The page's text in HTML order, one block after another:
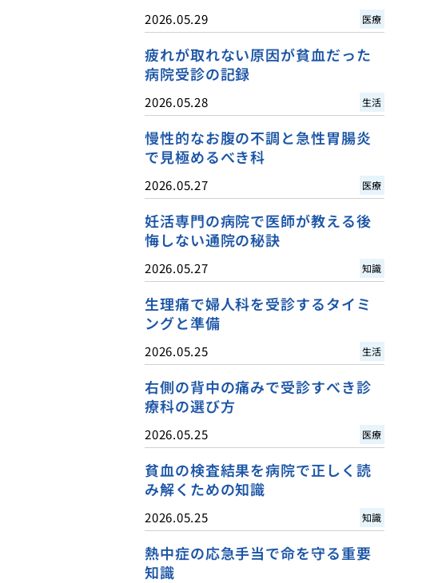
2026.05.29 医療
疲れが取れない原因が貧血だった
病院受診の記録
2026.05.28 生活
慢性的なお腹の不調と急性胃腸炎
で見極めるべき科
2026.05.27 医療
妊活専門の病院で医師が教える後
悔しない通院の秘訣
2026.05.27 知識
生理痛で婦人科を受診するタイミ
ングと準備
2026.05.25 生活
右側の背中の痛みで受診すべき診
療科の選び方
2026.05.25 医療
貧血の検査結果を病院で正しく読
み解くための知識
2026.05.25 知識
熱中症の応急手当で命を守る重要
知識